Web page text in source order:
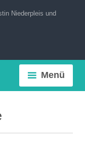
Niederpleis und
Menü